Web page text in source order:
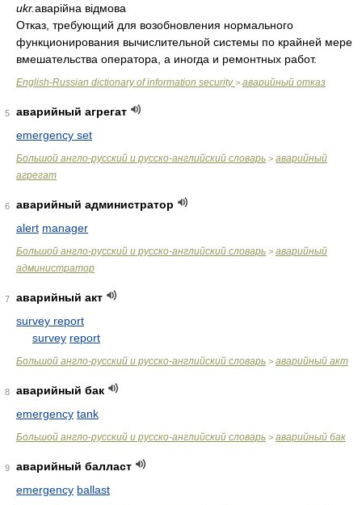
ukr.аварійна відмова
Отказ, требующий для возобновления нормального
функционирования вычислительной системы по крайней мере
вмешательства оператора, а иногда и ремонтных работ.
English-Russian dictionary of information security> аварийный отказ
5
аварийный агрегат
emergency set
Большой англо-русский и русско-английский словарь > аварийный
агрегат
6
аварийный администратор
alert manager
Большой англо-русский и русско-английский словарь > аварийный
администратор
7
аварийный акт
survey report
survey report
Большой англо-русский и русско-английский словарь > аварийный акт
8
аварийный бак
emergency tank
Большой англо-русский и русско-английский словарь > аварийный бак
9
аварийный балласт
emergency ballast